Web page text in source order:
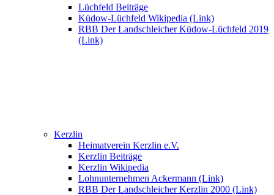
Lüchfeld Beiträge
Küdow-Lüchfeld Wikipedia (Link)
RBB Der Landschleicher Küdow-Lüchfeld 2019
(Link)
Kerzlin
Heimatverein Kerzlin e.V.
Kerzlin Beiträge
Kerzlin Wikipedia
Lohnunternehmen Ackermann (Link)
RBB Der Landschleicher Kerzlin 2000 (Link)